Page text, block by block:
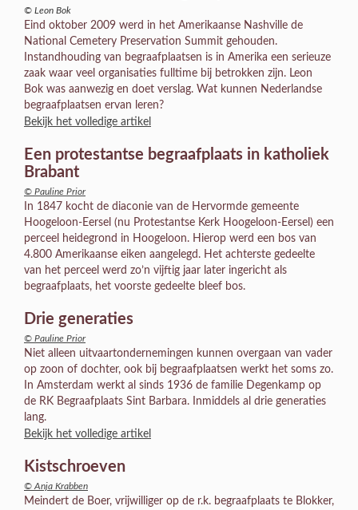
© Leon Bok
Eind oktober 2009 werd in het Amerikaanse Nashville de
National Cemetery Preservation Summit gehouden.
Instandhouding van begraafplaatsen is in Amerika een serieuze
zaak waar veel organisaties fulltime bij betrokken zijn. Leon
Bok was aanwezig en doet verslag. Wat kunnen Nederlandse
begraafplaatsen ervan leren?
Bekijk het volledige artikel
Een protestantse begraafplaats in katholiek
Brabant
© Pauline Prior
In 1847 kocht de diaconie van de Hervormde gemeente
Hoogeloon-Eersel (nu Protestantse Kerk Hoogeloon-Eersel) een
perceel heidegrond in Hoogeloon. Hierop werd een bos van
4.800 Amerikaanse eiken aangelegd. Het achterste gedeelte
van het perceel werd zo’n vijftig jaar later ingericht als
begraafplaats, het voorste gedeelte bleef bos.
Drie generaties
© Pauline Prior
Niet alleen uitvaartondernemingen kunnen overgaan van vader
op zoon of dochter, ook bij begraafplaatsen werkt het soms zo.
In Amsterdam werkt al sinds 1936 de familie Degenkamp op
de RK Begraafplaats Sint Barbara. Inmiddels al drie generaties
lang.
Bekijk het volledige artikel
Kistschroeven
© Anja Krabben
Meindert de Boer, vrijwilliger op de r.k. begraafplaats te Blokker,